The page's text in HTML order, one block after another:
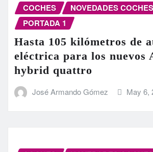
COCHES
NOVEDADES COCHES
PORTADA 1
Hasta 105 kilómetros de
eléctrica para los nuevos
hybrid quattro
José Armando Gómez May 6,